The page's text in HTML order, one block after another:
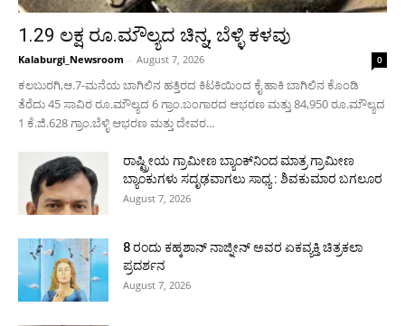
1.29 ಲಕ್ಷ ರೂ.ಮೌಲ್ಯದ ಚಿನ್ನ, ಬೆಳ್ಳಿ ಕಳವು
Kalaburgi_Newsroom - August 7, 2026 0
ಕಲಬುರಗಿ,ಆ.7-ಮನೆಯ ಬಾಗಿಲಿನ ಹತ್ತಿರದ ಕಿಟಕಿಯಿಂದ ಕೈ ಹಾಕಿ ಬಾಗಿಲಿನ ಕೊಂಡಿ
ತೆರೆದು 45 ಸಾವಿರ ರೂ.ಮೌಲ್ಯದ 6 ಗ್ರಾಂ.ಬಂಗಾರದ ಆಭರಣ ಮತ್ತು 84,950 ರೂ.ಮೌಲ್ಯದ
1 ಕೆ.ಜಿ.628 ಗ್ರಾಂ.ಬೆಳ್ಳಿ ಆಭರಣ ಮತ್ತು ದೇವರ...
ರಾಷ್ಟ್ರೀಯ ಗ್ರಾಮೀಣ ಬ್ಯಾಂಕ್‍ನಿಂದ ಮಾತ್ರ ಗ್ರಾಮೀಣ
ಬ್ಯಾಂಕುಗಳು ಸದೃಢವಾಗಲು ಸಾಧ್ಯ : ಶಿವಕುಮಾರ ಬಗಲೂರ
August 7, 2026
8 ರಂದು ಕಹ್ಕಶಾನ್ ನಾಜ್ನೀನ್ ಅವರ ಏಕವ್ಯಕ್ತಿ ಚಿತ್ರಕಲಾ
ಪ್ರದರ್ಶನ
August 7, 2026